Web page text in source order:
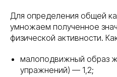
Для определения общей
умножаем полученное
физической активности.
малоподвижный образ
упражнений) — 1,2;